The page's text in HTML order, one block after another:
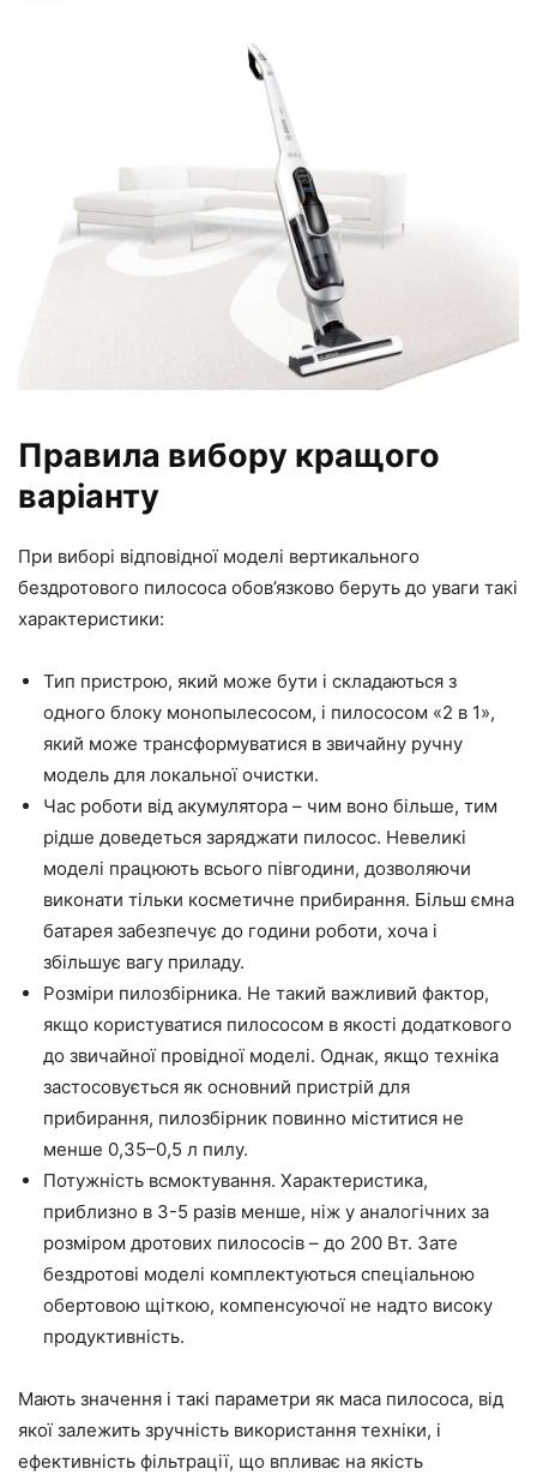
Правила вибору кращого
варіанту
При виборі відповідної моделі вертикального
бездротового пилососа обов’язково беруть до уваги такі
характеристики:
Тип пристрою, який може бути і складаються з
одного блоку монопылесосом, і пилососом «2 в 1»,
який може трансформуватися в звичайну ручну
модель для локальної очистки.
Час роботи від акумулятора – чим воно більше, тим
рідше доведеться заряджати пилосос. Невеликі
моделі працюють всього півгодини, дозволяючи
виконати тільки косметичне прибирання. Більш ємна
батарея забезпечує до години роботи, хоча і
збільшує вагу приладу.
Розміри пилозбірника. Не такий важливий фактор,
якщо користуватися пилососом в якості додаткового
до звичайної провідної моделі. Однак, якщо техніка
застосовується як основний пристрій для
прибирання, пилозбірник повинно міститися не
менше 0,35–0,5 л пилу.
Потужність всмоктування. Характеристика,
приблизно в 3-5 разів менше, ніж у аналогічних за
розміром дротових пилососів – до 200 Вт. Зате
бездротові моделі комплектуються спеціальною
обертовою щіткою, компенсуючої не надто високу
продуктивність.
Мають значення і такі параметри як маса пилососа, від
якої залежить зручність використання техніки, і
ефективність фільтрації, що впливає на якість